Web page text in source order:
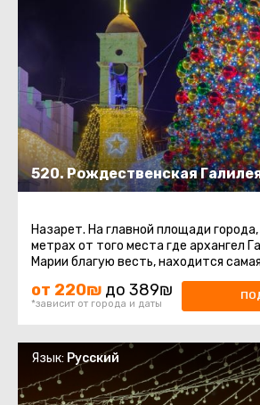
520. Рождественская
Назарет. На главной площади города,
метрах от того места где архангел
Марии благую весть, находится
Ближнем Востоке Рождественская ...
от 220₪ до 389₪
*зависит от города и даты
Язык: Русский